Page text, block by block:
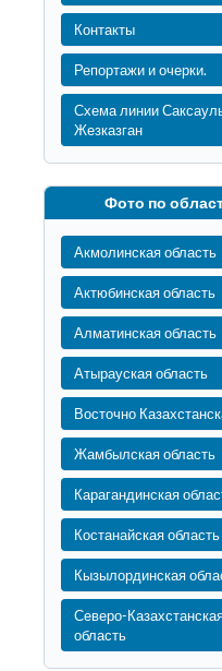
Контакты
Репортажи и очерки.
Схема линии
Жезказган
Фото по
Акмолинская область
Актюбинская область
Алматинская область
Атырауская область
Восточно
Жамбылская область
Карагандинская
Костанайская область
Кызылординская
Северо-
область